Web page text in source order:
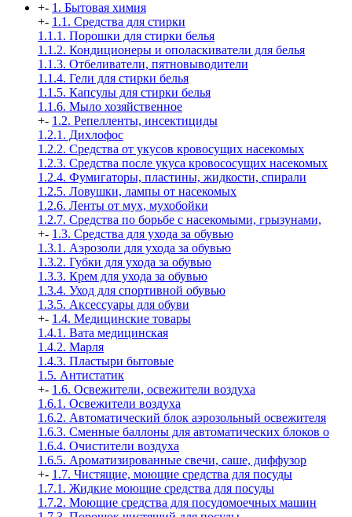
+- 1. Бытовая химия
+- 1.1. Средства для стирки
1.1.1. Порошки для стирки белья
1.1.2. Кондиционеры и ополаскиватели для белья
1.1.3. Отбеливатели, пятновыводители
1.1.4. Гели для стирки белья
1.1.5. Капсулы для стирки белья
1.1.6. Мыло хозяйственное
+- 1.2. Репелленты, инсектициды
1.2.1. Дихлофос
1.2.2. Средства от укусов кровосущих насекомых
1.2.3. Средства после укуса кровососущих насекомых
1.2.4. Фумигаторы, пластины, жидкости, спирали
1.2.5. Ловушки, лампы от насекомых
1.2.6. Ленты от мух, мухобойки
1.2.7. Средства по борьбе с насекомыми, грызунами,
+- 1.3. Средства для ухода за обувью
1.3.1. Аэрозоли для ухода за обувью
1.3.2. Губки для ухода за обувью
1.3.3. Крем для ухода за обувью
1.3.4. Уход для спортивной обувью
1.3.5. Аксессуары для обуви
+- 1.4. Медицинские товары
1.4.1. Вата медицинская
1.4.2. Марля
1.4.3. Пластыри бытовые
1.5. Антистатик
+- 1.6. Освежители, освежители воздуха
1.6.1. Освежители воздуха
1.6.2. Автоматический блок аэрозольный освежителя
1.6.3. Сменные баллоны для автоматических блоков о
1.6.4. Очистители воздуха
1.6.5. Ароматизированные свечи, саше, диффузор
+- 1.7. Чистящие, моющие средства для посуды
1.7.1. Жидкие моющие средства для посуды
1.7.2. Моющие средства для посудомоечных машин